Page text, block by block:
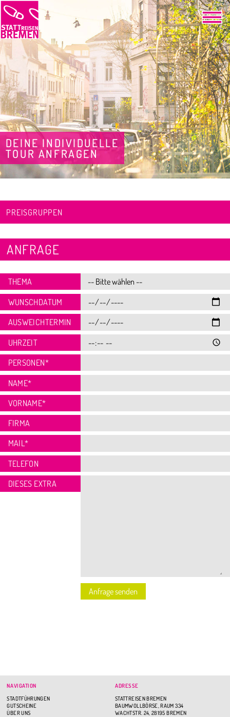
DEINE INDIVIDUELLE
TOUR ANFRAGEN
PREISGRUPPEN
ANFRAGE
THEMA
WUNSCHDATUM
AUSWEICHTERMIN
UHRZEIT
PERSONEN*
NAME*
VORNAME*
FIRMA
MAIL*
TELEFON
DIESES EXTRA
NAVIGATION
STADTFÜHRUNGEN
GUTSCHEINE
ÜBER UNS
ADRESSE
STATTREISEN BREMEN
BAUMWOLLBÖRSE, RAUM 334
WACHTSTR. 24, 28195 BREMEN